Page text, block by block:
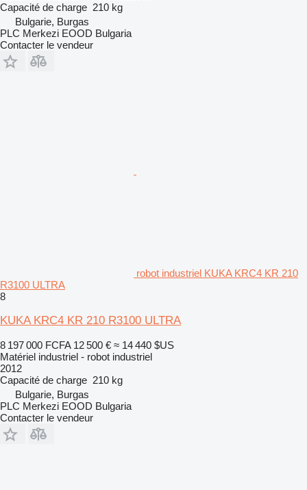
Capacité de charge 210 kg
Bulgarie, Burgas
PLC Merkezi EOOD Bulgaria
Contacter le vendeur
robot industriel KUKA KRC4 KR 210
R3100 ULTRA
8
KUKA KRC4 KR 210 R3100 ULTRA
8 197 000 FCFA 12 500 € ≈ 14 440 $US
Matériel industriel - robot industriel
2012
Capacité de charge 210 kg
Bulgarie, Burgas
PLC Merkezi EOOD Bulgaria
Contacter le vendeur